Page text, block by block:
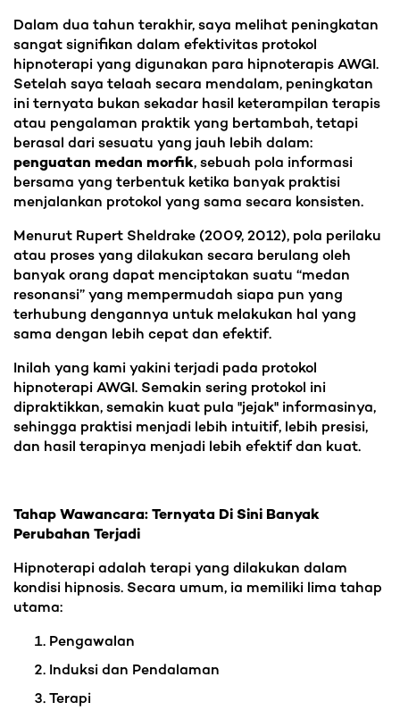
Dalam dua tahun terakhir, saya melihat peningkatan
sangat signifikan dalam efektivitas protokol
hipnoterapi yang digunakan para hipnoterapis AWGI.
Setelah saya telaah secara mendalam, peningkatan
ini ternyata bukan sekadar hasil keterampilan terapis
atau pengalaman praktik yang bertambah, tetapi
berasal dari sesuatu yang jauh lebih dalam:
penguatan medan morfik, sebuah pola informasi
bersama yang terbentuk ketika banyak praktisi
menjalankan protokol yang sama secara konsisten.
Menurut Rupert Sheldrake (2009, 2012), pola perilaku
atau proses yang dilakukan secara berulang oleh
banyak orang dapat menciptakan suatu “medan
resonansi” yang mempermudah siapa pun yang
terhubung dengannya untuk melakukan hal yang
sama dengan lebih cepat dan efektif.
Inilah yang kami yakini terjadi pada protokol
hipnoterapi AWGI. Semakin sering protokol ini
dipraktikkan, semakin kuat pula "jejak" informasinya,
sehingga praktisi menjadi lebih intuitif, lebih presisi,
dan hasil terapinya menjadi lebih efektif dan kuat.
Tahap Wawancara: Ternyata Di Sini Banyak
Perubahan Terjadi
Hipnoterapi adalah terapi yang dilakukan dalam
kondisi hipnosis. Secara umum, ia memiliki lima tahap
utama:
Pengawalan
Induksi dan Pendalaman
Terapi